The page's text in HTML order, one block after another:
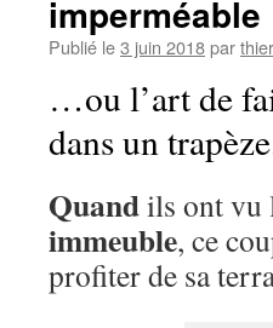
imperméable
Publié le3 juin 2018par
…ou l’art de
dans un
Quandils ont vu
immeuble, ce
profiter de sa